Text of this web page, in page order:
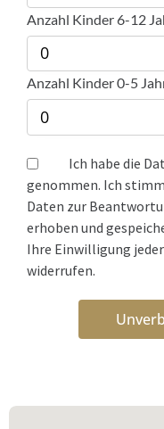
Anzahl Kinder 6-12
Anzahl Kinder 0-5
Ich habe die
genommen. Ich
Daten zur
erhoben und
Ihre Einwilligung
widerrufen.